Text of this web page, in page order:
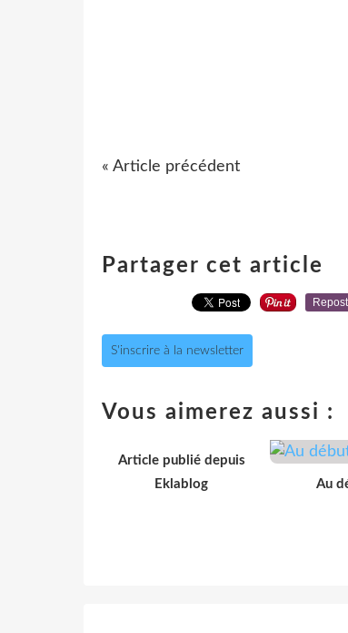
« Article précédent
Partager cet article
Repost
S'inscrire à la newsletter
Vous aimerez aussi :
Article publié depuis
Eklablog
Au